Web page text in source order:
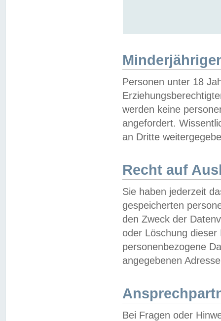
Personen unter 18
werden keine
angefordert.
an Dritte
Recht auf
Sie haben jederzeit
gespeicherten
den Zweck der
oder Löschung
personenbezogene
angegebenen
Bei Fragen oder